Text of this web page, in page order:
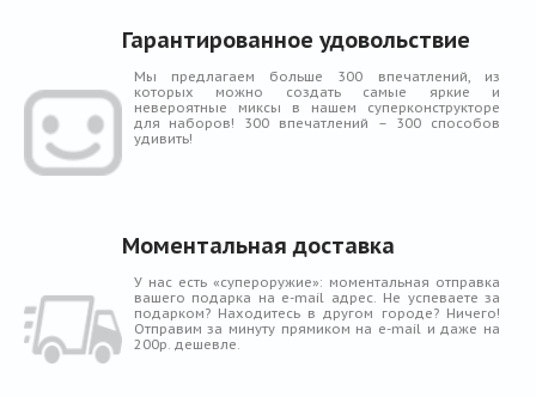
Гарантированное удовольствие
Мы предлагаем больше 300 впечатлений, из
которых можно создать самые яркие и
невероятные миксы в нашем суперконструкторе
для наборов! 300 впечатлений – 300 способов
удивить!
Моментальная доставка
У нас есть «супероружие»: моментальная отправка
вашего подарка на e-mail адрес. Не успеваете за
подарком? Находитесь в другом городе? Ничего!
Отправим за минуту прямиком на e-mail и даже на
200р. дешевле.